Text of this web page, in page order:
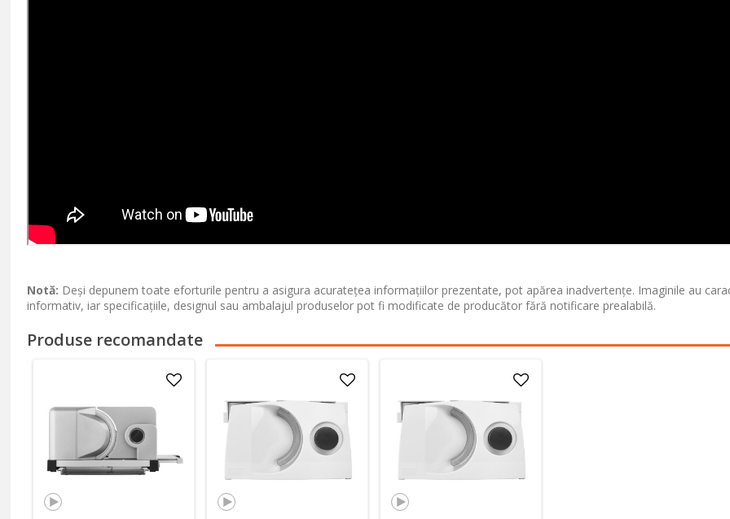
Notă: Deși depunem toate eforturile pentru a asigura acuratețea informațiilor prezentate, pot apărea inadvertențe. Imaginile au
informativ, iar specificațiile, designul sau ambalajul produselor pot fi modificate de producător fără notificare prealabilă.
Produse recomandate